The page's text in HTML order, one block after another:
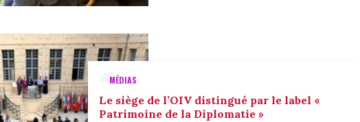
MÉDIAS
Le siège de l’OIV distingué par le label «
Patrimoine de la Diplomatie »